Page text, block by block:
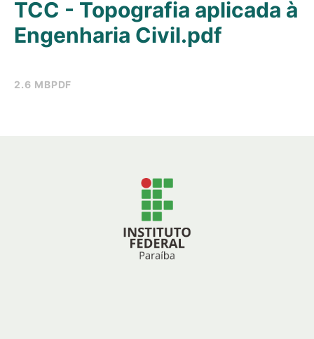
2.6 MBPDF
TCC - Topografia aplicada à
Engenharia Civil.pdf